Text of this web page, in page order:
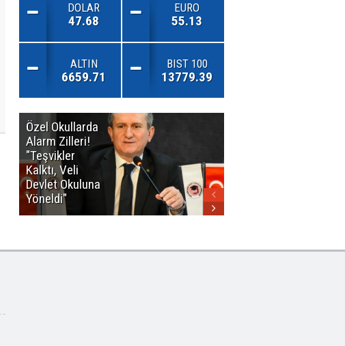
DOLAR
47.68
EURO
55.13
ALTIN
6659.71
BIST 100
13779.39
Özel Okullarda
Alarm Zilleri!
"Teşvikler
Kalktı, Veli
Devlet Okuluna
Yöneldi"